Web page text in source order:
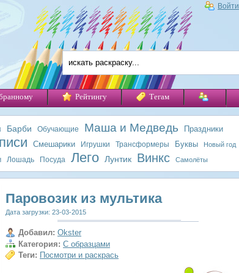
Войти
Рейтингу Тегам
Барби Обучающие Маша и Медведь
Праздники
Смешарики Игрушки Трансформеры Буквы Новый год
Лошадь Посуда Лего Лунтик Винкс Самолёты
Паровозик из мультика
Дата загрузки: 23-03-2015
Добавил: Okster
Категория: С образцами
Теги: Посмотри и раскрась